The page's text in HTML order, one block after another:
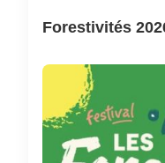
Forestivités